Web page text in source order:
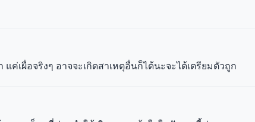
ค่เผื่อจริงๆ อาจจะเกิดสาเหตุอื่นก็ได้นะจะได้เตรียมตัวถูก